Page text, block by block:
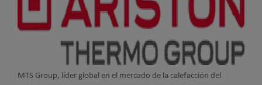
MTS Group, líder global en el mercado de la calefacción del